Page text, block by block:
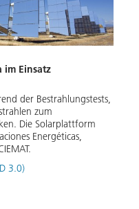
im Einsatz
der Bestrahlungstests,
zum
Die Solarplattform
Energéticas,
3.0)